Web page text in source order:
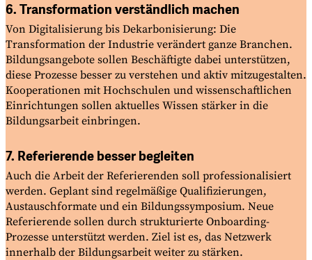
6. Transformation verständlich machen
Von Digitalisierung bis Dekarbonisierung: Die
Transformation der Industrie verändert ganze Branchen.
Bildungsangebote sollen Beschäftigte dabei unterstützen,
diese Prozesse besser zu verstehen und aktiv mitzugestalten.
Kooperationen mit Hochschulen und wissenschaftlichen
Einrichtungen sollen aktuelles Wissen stärker in die
Bildungsarbeit einbringen.
7. Referierende besser begleiten
Auch die Arbeit der Referierenden soll professionalisiert
werden. Geplant sind regelmäßige Qualifizierungen,
Austauschformate und ein Bildungssymposium. Neue
Referierende sollen durch strukturierte Onboarding-
Prozesse unterstützt werden. Ziel ist es, das Netzwerk
innerhalb der Bildungsarbeit weiter zu stärken.